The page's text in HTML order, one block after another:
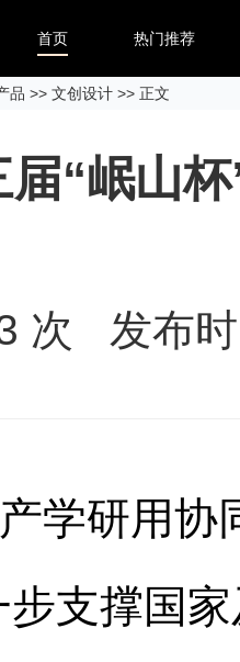
首页 热门推荐
品 >> 文创设计 >> 正文
“岷山
次 发布
学研用协
支撑国